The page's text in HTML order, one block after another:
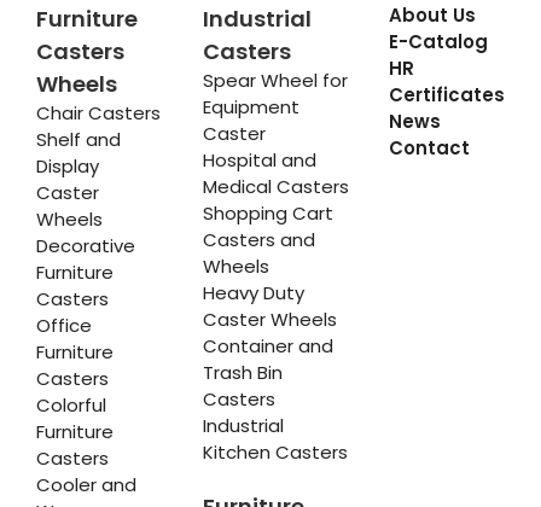
Furniture
Casters
Wheels
Chair Casters
Shelf and
Display
Caster
Wheels
Decorative
Furniture
Casters
Office
Furniture
Casters
Colorful
Furniture
Casters
Cooler and
Industrial
Casters
Spear Wheel for
Equipment
Caster
Hospital and
Medical Casters
Shopping Cart
Casters and
Wheels
Heavy Duty
Caster Wheels
Container and
Trash Bin
Casters
Industrial
Kitchen Casters
About Us
E-Catalog
HR
Certificates
News
Contact